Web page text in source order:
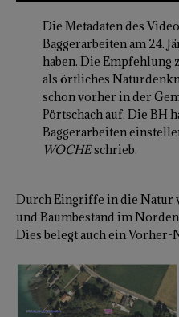
Die Metadaten des
Baggerarbeiten am 24.
haben. Die Empfehlung
als örtliches
schon vorher in der
Pörtschach auf. Die BH
Baggerarbeiten
WOCHEschrieb.
Durch Eingriffe in die Natur
und Baumbestand im
Dies belegt auch ein Vorher-